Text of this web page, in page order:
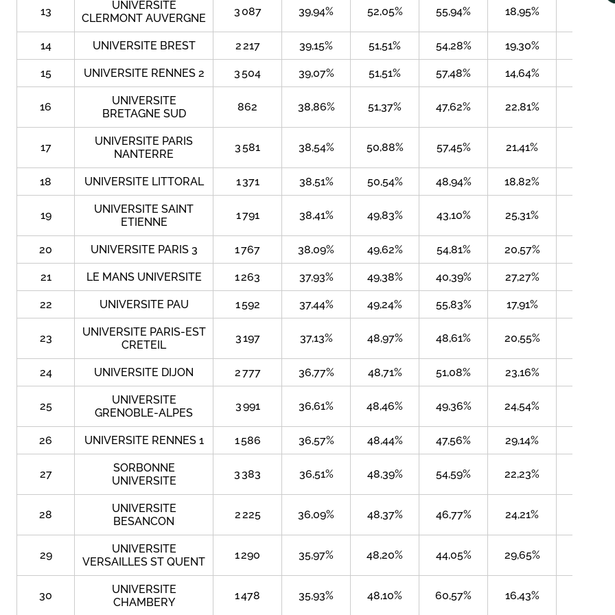
13
UNIVERSITE
CLERMONT AUVERGNE
3 087 39,94% 52,05% 55,94% 18,95%
14 UNIVERSITE BREST 2 217 39,15% 51,51% 54,28% 19,30%
15 UNIVERSITE RENNES 2 3 504 39,07% 51,51% 57,48% 14,64%
16
UNIVERSITE
BRETAGNE SUD
862 38,86% 51,37% 47,62% 22,81%
17
UNIVERSITE PARIS
NANTERRE
3 581 38,54% 50,88% 57,45% 21,41%
18 UNIVERSITE LITTORAL 1 371 38,51% 50,54% 48,94% 18,82%
19
UNIVERSITE SAINT
ETIENNE
1 791 38,41% 49,83% 43,10% 25,31%
20 UNIVERSITE PARIS 3 1 767 38,09% 49,62% 54,81% 20,57%
21 LE MANS UNIVERSITE 1 263 37,93% 49,38% 40,39% 27,27%
22 UNIVERSITE PAU 1 592 37,44% 49,24% 55,83% 17,91%
23
UNIVERSITE PARIS-EST
CRETEIL
3 197 37,13% 48,97% 48,61% 20,55%
24 UNIVERSITE DIJON 2 777 36,77% 48,71% 51,08% 23,16%
25
UNIVERSITE
GRENOBLE-ALPES
3 991 36,61% 48,46% 49,36% 24,54%
26 UNIVERSITE RENNES 1 1 586 36,57% 48,44% 47,56% 29,14%
27
SORBONNE
UNIVERSITE
3 383 36,51% 48,39% 54,59% 22,23%
28
UNIVERSITE
BESANCON
2 225 36,09% 48,37% 46,77% 24,21%
29
UNIVERSITE
VERSAILLES ST QUENT
1 290 35,97% 48,20% 44,05% 29,65%
30
UNIVERSITE
CHAMBERY
1 478 35,93% 48,10% 60,57% 16,43%